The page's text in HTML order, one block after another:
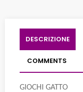
DESCRIZIONE
COMMENTS
GIOCHI GATTO